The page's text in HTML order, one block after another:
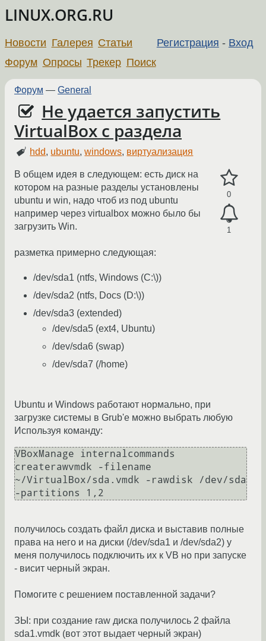
LINUX.ORG.RU
Регистрация - Вход
Новости Галерея Статьи
Форум Опросы Трекер Поиск
Форум — General
Не удается запустить
VirtualBox с раздела
hdd, ubuntu,windows, виртуализация
0
1
В общем идея в следующем: есть диск на
котором на разные разделы установлены
ubuntu и win, надо чтоб из под ubuntu
например через virtualbox можно было бы
загрузить Win.
разметка примерно следующая:
/dev/sda1 (ntfs, Windows (C:\))
/dev/sda2 (ntfs, Docs (D:\))
/dev/sda3 (extended)
/dev/sda5 (ext4, Ubuntu)
/dev/sda6 (swap)
/dev/sda7 (/home)
Ubuntu и Windows работают нормально, при
загрузке системы в Grub'е можно выбрать любую
Используя команду:
VBoxManage internalcommands
createrawvmdk -filename
~/VirtualBox/sda.vmdk -rawdisk /dev/sda
-partitions 1,2
получилось создать файл диска и выставив полные
права на него и на диски (/dev/sda1 и /dev/sda2) у
меня получилось подключить их к VB но при запуске
- висит черный экран.
Помогите с решением поставленной задачи?
ЗЫ: при создание raw диска получилось 2 файла
sda1.vmdk (вот этот выдает черный экран)